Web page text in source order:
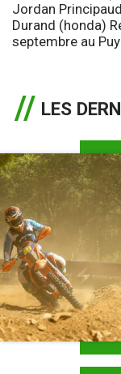
Jordan
Durand (honda)
septembre au
LES